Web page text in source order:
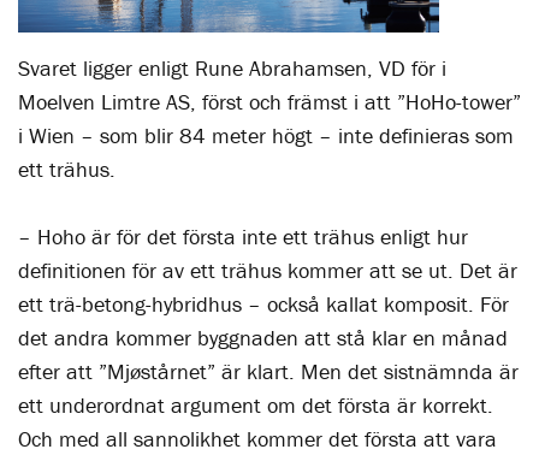
Svaret ligger enligt Rune Abrahamsen, VD för i
Moelven Limtre AS, först och främst i att ”HoHo-tower”
i Wien – som blir 84 meter högt – inte definieras som
ett trähus.
– Hoho är för det första inte ett trähus enligt hur
definitionen för av ett trähus kommer att se ut. Det är
ett trä-betong-hybridhus – också kallat komposit. För
det andra kommer byggnaden att stå klar en månad
efter att ”Mjøstårnet” är klart. Men det sistnämnda är
ett underordnat argument om det första är korrekt.
Och med all sannolikhet kommer det första att vara